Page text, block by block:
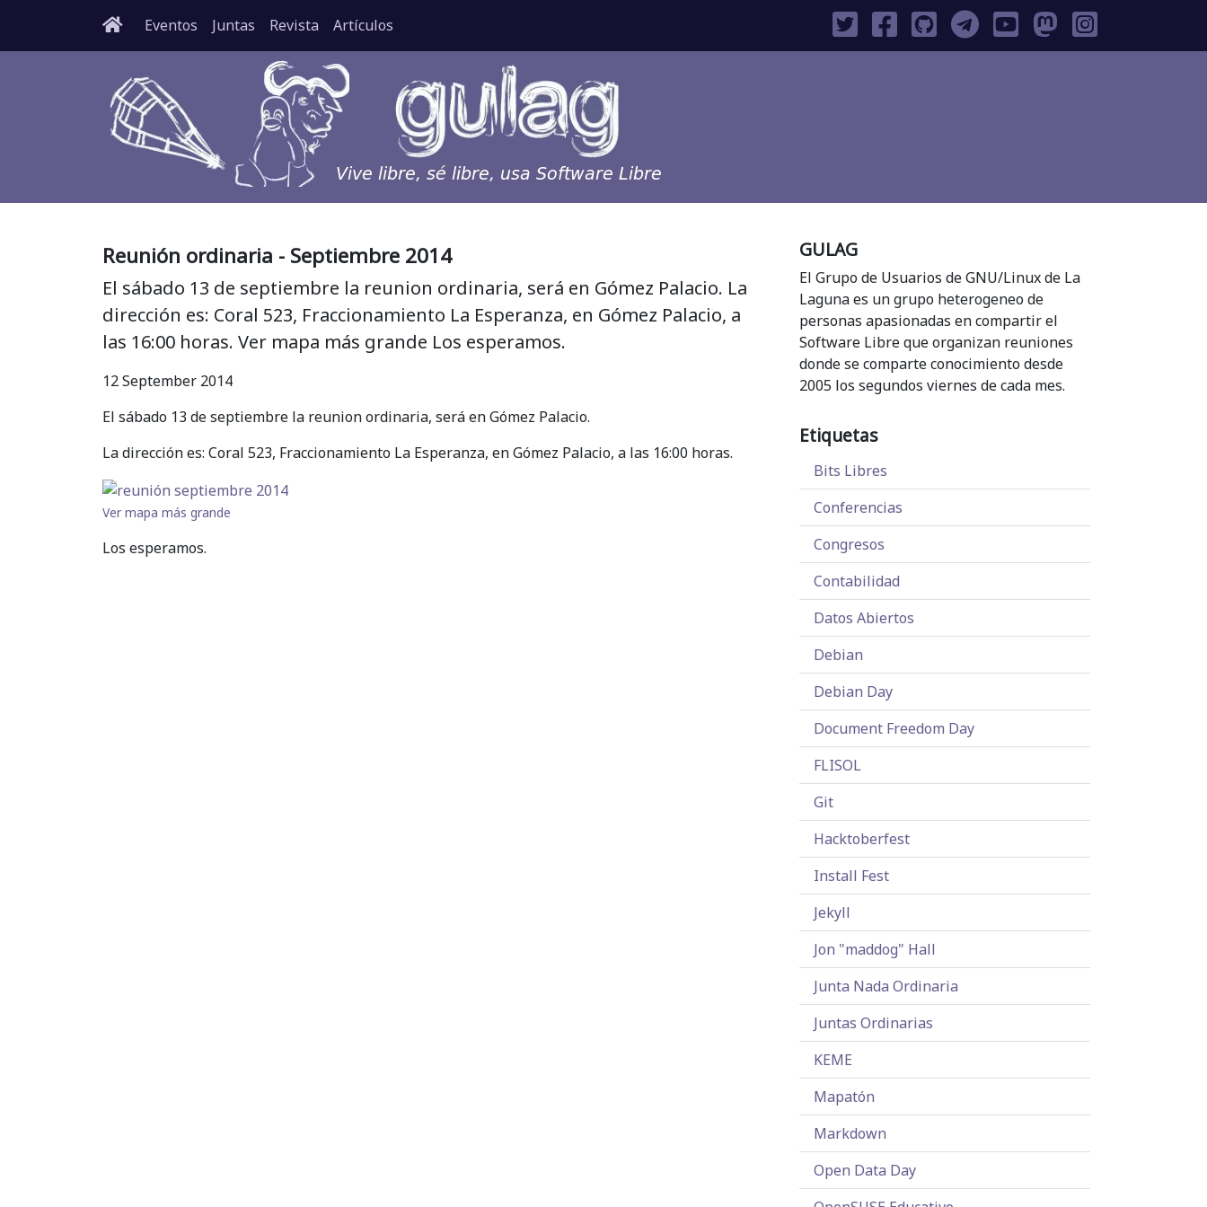
Eventos Juntas Revista Artículos
Reunión ordinaria - Septiembre 2014
El sábado 13 de septiembre la reunion ordinaria, será en Gómez Palacio. La
dirección es: Coral 523, Fraccionamiento La Esperanza, en Gómez Palacio, a
las 16:00 horas. Ver mapa más grande Los esperamos.
12 September 2014
El sábado 13 de septiembre la reunion ordinaria, será en Gómez Palacio.
La dirección es: Coral 523, Fraccionamiento La Esperanza, en Gómez Palacio, a las 16:00 horas.
Ver mapa más grande
Los esperamos.
GULAG
El Grupo de Usuarios de GNU/Linux de La
Laguna es un grupo heterogeneo de
personas apasionadas en compartir el
Software Libre que organizan reuniones
donde se comparte conocimiento desde
2005 los segundos viernes de cada mes.
Etiquetas
Bits Libres
Conferencias
Congresos
Contabilidad
Datos Abiertos
Debian
Debian Day
Document Freedom Day
FLISOL
Git
Hacktoberfest
Install Fest
Jekyll
Jon "maddog" Hall
Junta Nada Ordinaria
Juntas Ordinarias
KEME
Mapatón
Markdown
Open Data Day